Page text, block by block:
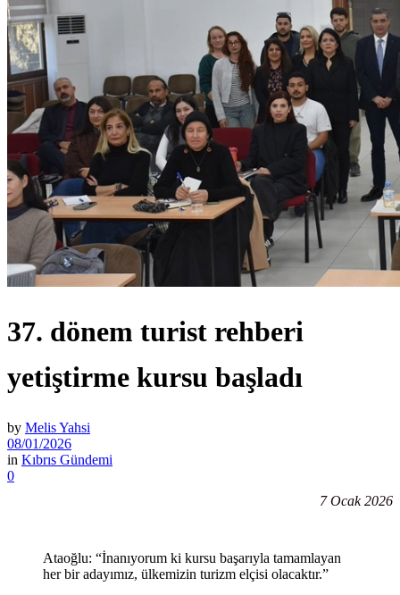
37. dönem turist rehberi
yetiştirme kursu başladı
by Melis Yahsi
08/01/2026
in Kıbrıs Gündemi
0
7 Ocak 2026
Ataoğlu: “İnanıyorum ki kursu başarıyla tamamlayan
her bir adayımız, ülkemizin turizm elçisi olacaktır.”